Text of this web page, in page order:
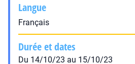
Langue
Français
Durée et dates
Du 14/10/23 au 15/10/23